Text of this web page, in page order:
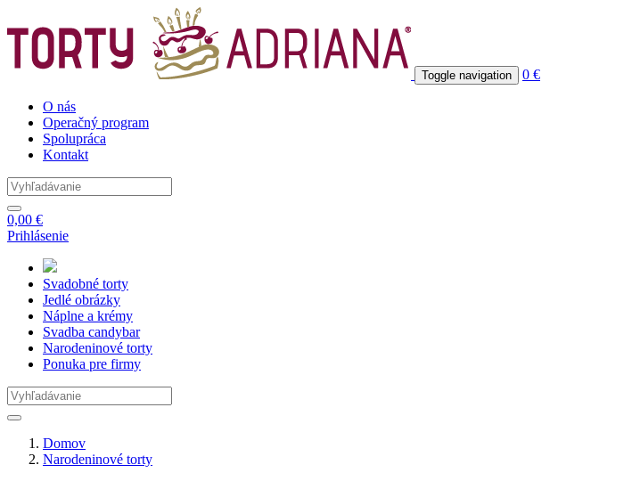
Toggle navigation 0 €
O nás
Operačný program
Spolupráca
Kontakt
0,00 €
Prihlásenie
Svadobné torty
Jedlé obrázky
Náplne a krémy
Svadba candybar
Narodeninové torty
Ponuka pre firmy
Domov
Narodeninové torty